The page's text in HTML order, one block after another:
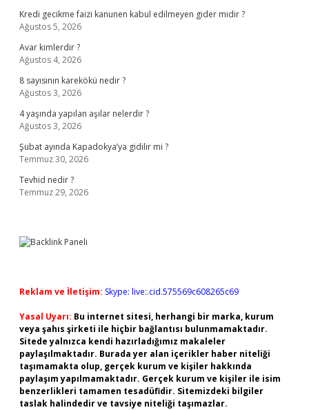
Kredi gecikme faizi kanunen kabul edilmeyen gider midir ?
Ağustos 5, 2026
Avar kimlerdir ?
Ağustos 4, 2026
8 sayısının karekökü nedir ?
Ağustos 3, 2026
4 yaşında yapılan aşılar nelerdir ?
Ağustos 3, 2026
Şubat ayında Kapadokya’ya gidilir mi ?
Temmuz 30, 2026
Tevhid nedir ?
Temmuz 29, 2026
Reklam ve İletişim: Skype: live:.cid.575569c608265c69
Yasal Uyarı: Bu internet sitesi, herhangi bir marka, kurum
veya şahıs şirketi ile hiçbir bağlantısı bulunmamaktadır.
Sitede yalnızca kendi hazırladığımız makaleler
paylaşılmaktadır. Burada yer alan içerikler haber niteliği
taşımamakta olup, gerçek kurum ve kişiler hakkında
paylaşım yapılmamaktadır. Gerçek kurum ve kişiler ile isim
benzerlikleri tamamen tesadüfidir. Sitemizdeki bilgiler
taslak halindedir ve tavsiye niteliği taşımazlar.